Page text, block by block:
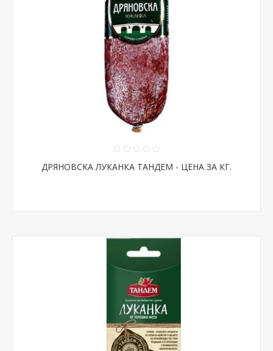
ДРЯНОВСКА ЛУКАНКА ТАНДЕМ - ЦЕНА ЗА КГ.